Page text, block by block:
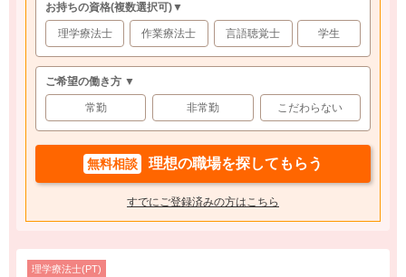
お持ちの資格(複数選択可)▼
理学療法士 作業療法士 言語聴覚士 学生
ご希望の働き方 ▼
常勤 非常勤 こだわらない
無料相談 理想の職場を探してもらう
すでにご登録済みの方はこちら
理学療法士(PT)